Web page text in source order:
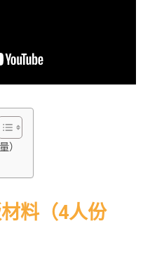
）
料（4人份